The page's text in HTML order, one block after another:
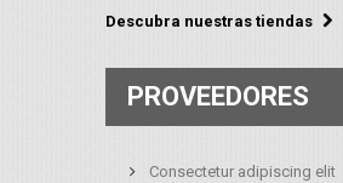
Descubra nuestras tiendas
PROVEEDORES
Consectetur adipiscing elit